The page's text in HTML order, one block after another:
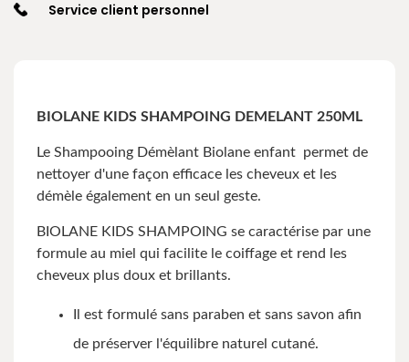
Service client personnel
BIOLANE KIDS SHAMPOING DEMELANT 250ML
Le Shampooing Démèlant Biolane enfant permet de
nettoyer d'une façon efficace les cheveux et les
démèle également en un seul geste.
BIOLANE KIDS SHAMPOING se caractérise par une
formule au miel qui facilite le coiffage et rend les
cheveux plus doux et brillants.
Il est formulé sans paraben et sans savon afin
de préserver l'équilibre naturel cutané.